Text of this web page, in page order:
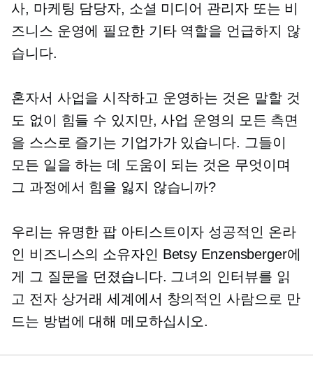
사, 마케팅 담당자, 소셜 미디어 관리자 또는 비
즈니스 운영에 필요한 기타 역할을 언급하지 않
습니다.
혼자서 사업을 시작하고 운영하는 것은 말할 것
도 없이 힘들 수 있지만, 사업 운영의 모든 측면
을 스스로 즐기는 기업가가 있습니다. 그들이
모든 일을 하는 데 도움이 되는 것은 무엇이며
그 과정에서 힘을 잃지 않습니까?
우리는 유명한 팝 아티스트이자 성공적인 온라
인 비즈니스의 소유자인 Betsy Enzensberger에
게 그 질문을 던졌습니다. 그녀의 인터뷰를 읽
고 전자 상거래 세계에서 창의적인 사람으로 만
드는 방법에 대해 메모하십시오.